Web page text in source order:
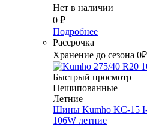
Нет в наличии
0 ₽
Подробнее
Рассрочка
Хранение до сезона 0₽
Быстрый просмотр
Нешипованные
Летние
Шины Kumho KC-15
106W летние